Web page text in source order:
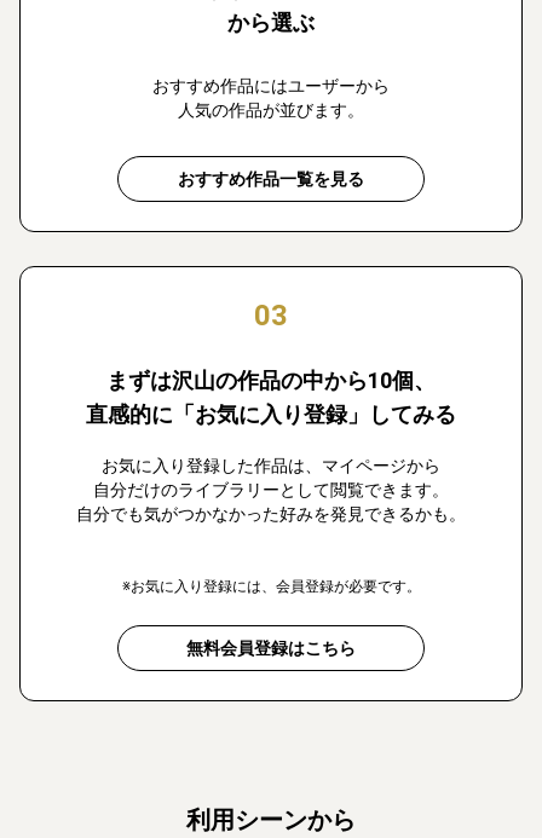
から選ぶ
おすすめ作品にはユーザーから
人気の作品が並びます。
おすすめ作品一覧を見る
03
まずは沢山の作品の中から10個、
直感的に「お気に入り登録」してみる
お気に入り登録した作品は、マイページから
自分だけのライブラリーとして閲覧できます。
自分でも気がつかなかった好みを発見できるかも。
※お気に入り登録には、会員登録が必要です。
無料会員登録はこちら
利用シーンから